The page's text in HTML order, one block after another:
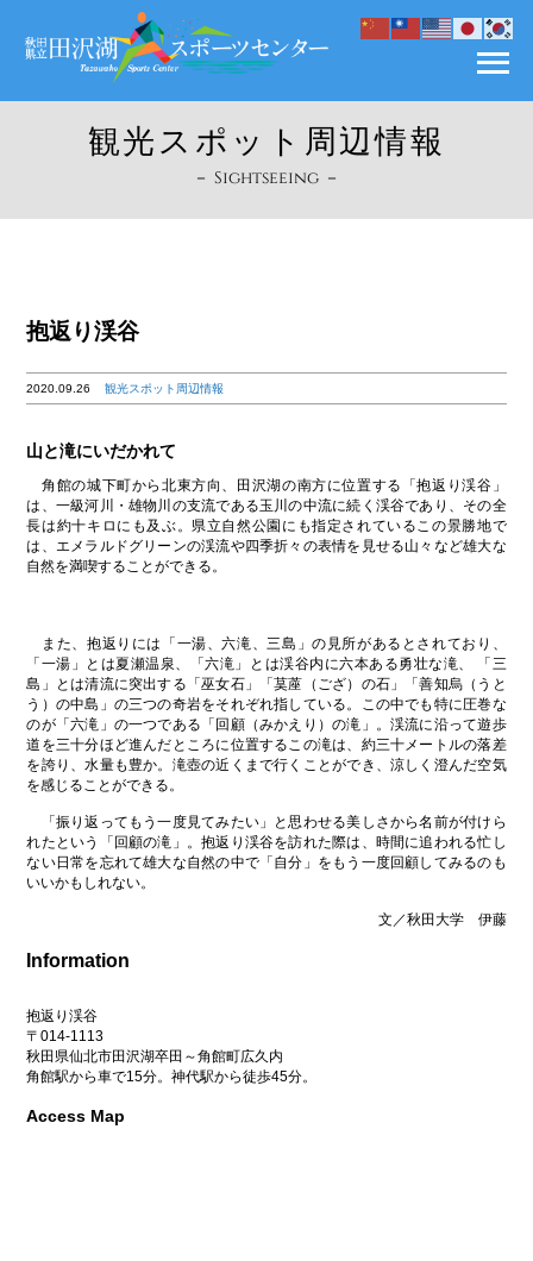
観光スポット周辺情報
－ Sightseeing －
抱返り渓谷
2020.09.26観光スポット周辺情報
山と滝にいだかれて
角館の城下町から北東方向、田沢湖の南方に位置する「抱返り渓谷」
は、一級河川・雄物川の支流である玉川の中流に続く渓谷であり、その全
長は約十キロにも及ぶ。県立自然公園にも指定されているこの景勝地で
は、エメラルドグリーンの渓流や四季折々の表情を見せる山々など雄大な
自然を満喫することができる。
また、抱返りには「一湯、六滝、三島」の見所があるとされており、
「一湯」とは夏瀬温泉、「六滝」とは渓谷内に六本ある勇壮な滝、 「三
島」とは清流に突出する「巫女石」「茣蓙（ござ）の石」「善知烏（うと
う）の中島」の三つの奇岩をそれぞれ指している。この中でも特に圧巻な
のが「六滝」の一つである「回顧（みかえり）の滝」。渓流に沿って遊歩
道を三十分ほど進んだところに位置するこの滝は、約三十メートルの落差
を誇り、水量も豊か。滝壺の近くまで行くことができ、涼しく澄んだ空気
を感じることができる。
「振り返ってもう一度見てみたい」と思わせる美しさから名前が付けら
れたという「回顧の滝」。抱返り渓谷を訪れた際は、時間に追われる忙し
ない日常を忘れて雄大な自然の中で「自分」をもう一度回顧してみるのも
いいかもしれない。
文／秋田大学 伊藤
Information
抱返り渓谷
〒014-1113
秋田県仙北市田沢湖卒田～角館町広久内
角館駅から車で15分。神代駅から徒歩45分。
Access Map